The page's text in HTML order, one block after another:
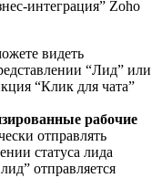
интеграция” Zoho
видеть
“Лид” или
“Клик для чата”
рабочие
отправлять
статуса лида
отправляется